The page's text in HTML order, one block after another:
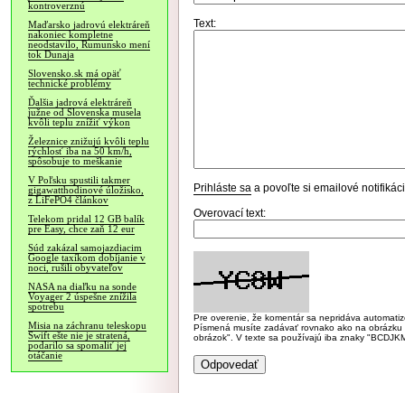
kontroverznú
Maďarsko jadrovú elektráreň
nakoniec kompletne
neodstavilo, Rumunsko mení
tok Dunaja
Slovensko.sk má opäť
technické problémy
Ďalšia jadrová elektráreň
južne od Slovenska musela
kvôli teplu znížiť výkon
Železnice znižujú kvôli teplu
rýchlosť iba na 50 km/h,
spôsobuje to meškanie
V Poľsku spustili takmer
gigawatthodinové úložisko,
z LiFePO4 článkov
Telekom pridal 12 GB balík
pre Easy, chce zaň 12 eur
Súd zakázal samojazdiacim
Google taxíkom dobíjanie v
noci, rušili obyvateľov
NASA na diaľku na sonde
Voyager 2 úspešne znížila
spotrebu
Misia na záchranu teleskopu
Swift ešte nie je stratená,
podarilo sa spomaliť jej
otáčanie
Text:
Prihláste sa a povoľte si emailové
Overovací text:
Pre overenie, že komentár sa nepridáva
Písmená musíte zadávať rovnako ako na
obrázok". V texte sa používajú iba znaky